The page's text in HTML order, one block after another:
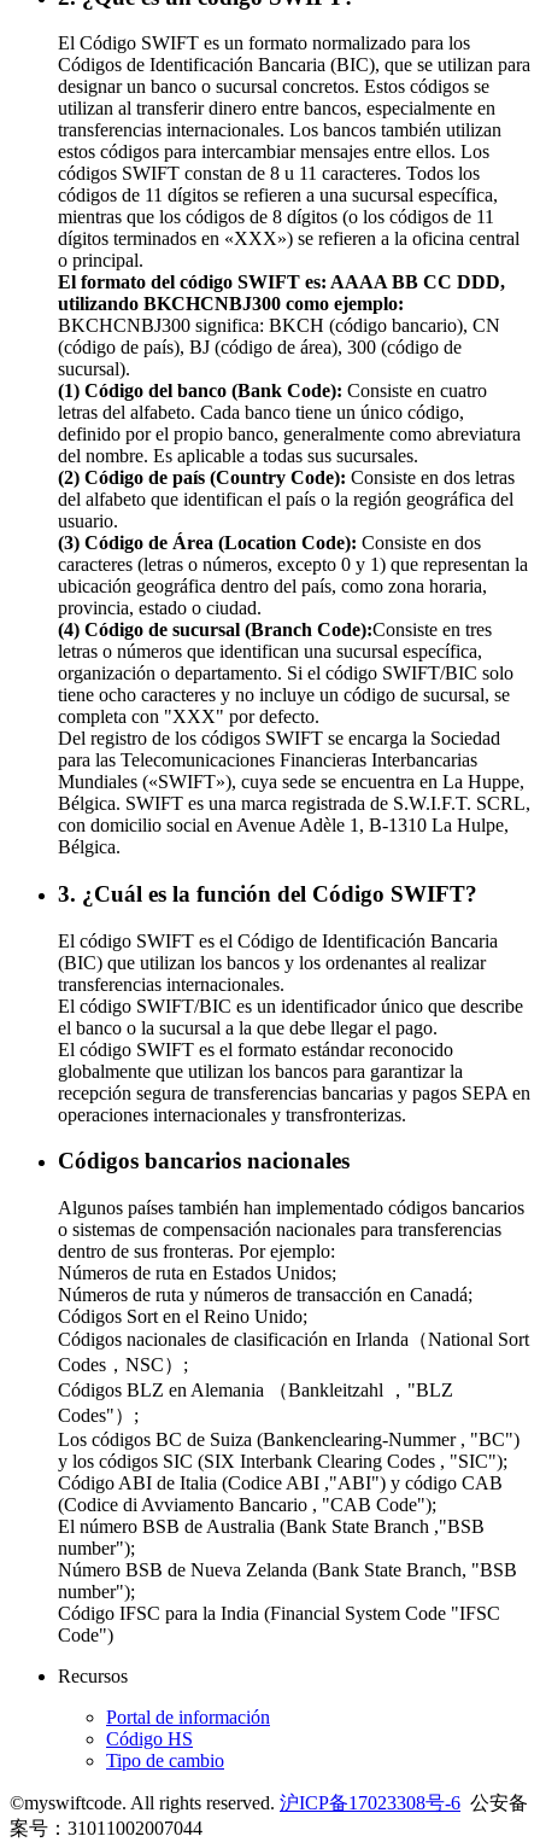
El Código SWIFT es un formato normalizado para los
Códigos de Identificación Bancaria (BIC), que se utilizan para
designar un banco o sucursal concretos. Estos códigos se
utilizan al transferir dinero entre bancos, especialmente en
transferencias internacionales. Los bancos también utilizan
estos códigos para intercambiar mensajes entre ellos. Los
códigos SWIFT constan de 8 u 11 caracteres. Todos los
códigos de 11 dígitos se refieren a una sucursal específica,
mientras que los códigos de 8 dígitos (o los códigos de 11
dígitos terminados en «XXX») se refieren a la oficina central
o principal.
El formato del código SWIFT es: AAAA BB CC DDD,
utilizando BKCHCNBJ300 como ejemplo:
BKCHCNBJ300 significa: BKCH (código bancario), CN
(código de país), BJ (código de área), 300 (código de
sucursal).
(1) Código del banco (Bank Code): Consiste en cuatro
letras del alfabeto. Cada banco tiene un único código,
definido por el propio banco, generalmente como abreviatura
del nombre. Es aplicable a todas sus sucursales.
(2) Código de país (Country Code): Consiste en dos letras
del alfabeto que identifican el país o la región geográfica del
usuario.
(3) Código de Área (Location Code): Consiste en dos
caracteres (letras o números, excepto 0 y 1) que representan la
ubicación geográfica dentro del país, como zona horaria,
provincia, estado o ciudad.
(4) Código de sucursal (Branch Code):Consiste en tres
letras o números que identifican una sucursal específica,
organización o departamento. Si el código SWIFT/BIC solo
tiene ocho caracteres y no incluye un código de sucursal, se
completa con "XXX" por defecto.
Del registro de los códigos SWIFT se encarga la Sociedad
para las Telecomunicaciones Financieras Interbancarias
Mundiales («SWIFT»), cuya sede se encuentra en La Huppe,
Bélgica. SWIFT es una marca registrada de S.W.I.F.T. SCRL,
con domicilio social en Avenue Adèle 1, B-1310 La Hulpe,
Bélgica.
3. ¿Cuál es la función del Código SWIFT?
El código SWIFT es el Código de Identificación Bancaria
(BIC) que utilizan los bancos y los ordenantes al realizar
transferencias internacionales.
El código SWIFT/BIC es un identificador único que describe
el banco o la sucursal a la que debe llegar el pago.
El código SWIFT es el formato estándar reconocido
globalmente que utilizan los bancos para garantizar la
recepción segura de transferencias bancarias y pagos SEPA en
operaciones internacionales y transfronterizas.
Códigos bancarios nacionales
Algunos países también han implementado códigos bancarios
o sistemas de compensación nacionales para transferencias
dentro de sus fronteras. Por ejemplo:
Números de ruta en Estados Unidos;
Números de ruta y números de transacción en Canadá;
Códigos Sort en el Reino Unido;
Códigos nacionales de clasificación en Irlanda（National Sort
Codes，NSC）;
Códigos BLZ en Alemania （Bankleitzahl ，"BLZ
Codes"）;
Los códigos BC de Suiza (Bankenclearing-Nummer , "BC")
y los códigos SIC (SIX Interbank Clearing Codes , "SIC");
Código ABI de Italia (Codice ABI ,"ABI") y código CAB
(Codice di Avviamento Bancario , "CAB Code");
El número BSB de Australia (Bank State Branch ,"BSB
number");
Número BSB de Nueva Zelanda (Bank State Branch, "BSB
number");
Código IFSC para la India (Financial System Code "IFSC
Code")
Recursos
Portal de información
Código HS
Tipo de cambio
©myswiftcode. All rights reserved. 沪ICP备17023308号-6 公安备
案号：31011002007044